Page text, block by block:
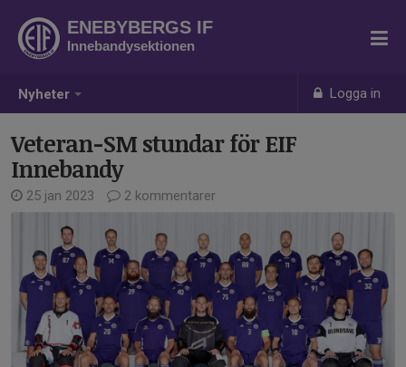
Nyheter Logga in
ENEBYBERGS IF
Innebandysektionen
Veteran-SM stundar för EIF
Innebandy
25 jan 2023 2 kommentarer